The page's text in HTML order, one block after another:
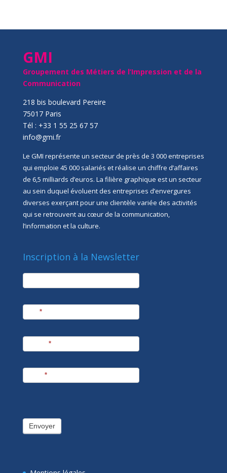
GMI
Groupement des Métiers de l’Impression et de la
Communication
218 bis boulevard Pereire
75017 Paris
Tél : +33 1 55 25 67 57
info@gmi.fr
Le GMI représente un secteur de près de 3 000 entreprises
qui emploie 45 000 salariés et réalise un chiffre d’affaires
de 6,5 milliards d’euros. La filière graphique est un secteur
au sein duquel évoluent des entreprises d’envergures
diverses exerçant pour une clientèle variée des activités
qui se retrouvent au cœur de la communication,
l’information et la culture.
Inscription à la Newsletter
newsletter
*
*
*
Envoyer